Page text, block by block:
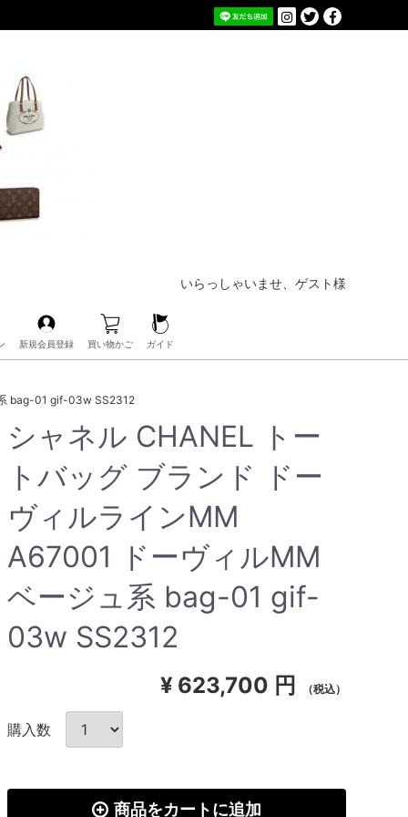
いらっしゃいませ、ゲスト様
新規会員登録 買い物かご ガイド
bag-01 gif-03w SS2312
シャネル CHANEL トー
トバッグ ブランド ドー
ヴィルラインMM
A67001 ドーヴィルMM
ベージュ系 bag-01 gif-
03w SS2312
¥ 623,700 円 （税込）
購入数
商品をカートに追加